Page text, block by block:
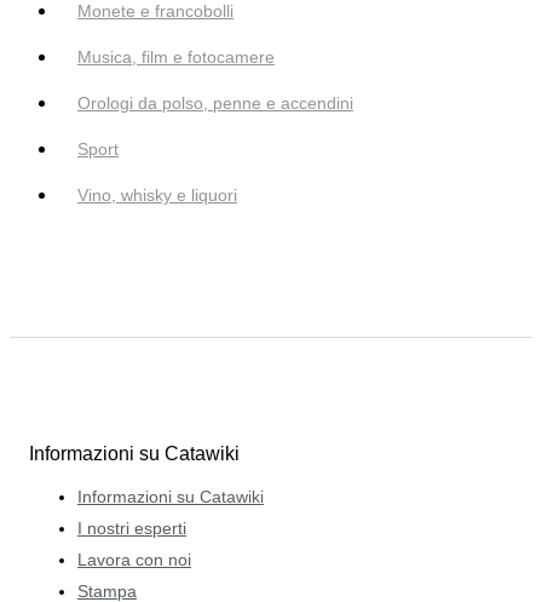
Monete e francobolli
Musica, film e fotocamere
Orologi da polso, penne e accendini
Sport
Vino, whisky e liquori
Informazioni su Catawiki
Informazioni su Catawiki
I nostri esperti
Lavora con noi
Stampa